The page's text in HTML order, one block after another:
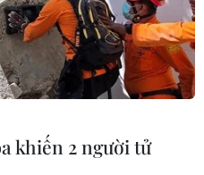
khiến 2 người tử